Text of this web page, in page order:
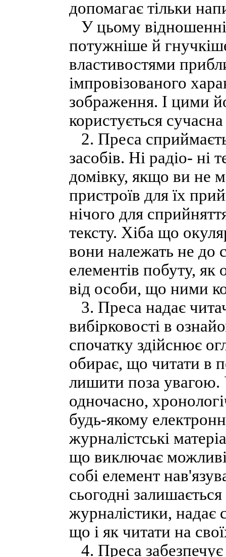
допомагає тільки
У цьому
потужніше й
властивостями
імпровізованого
зображення. І цими
користується
2. Преса
засобів. Ні радіо- ні
домівку, якщо ви не
пристроїв для їх
нічого для
тексту. Хіба що
вони належать не до
елементів побуту,
від особи, що ними
3. Преса надає
вибірковості в
спочатку здійснює
обирає, що читати в
лишити поза увагою.
одночасно,
будь-якому
журналістські
що виключає
собі елемент
сьогодні
журналістики, надає
що і як читати на
4. Преса